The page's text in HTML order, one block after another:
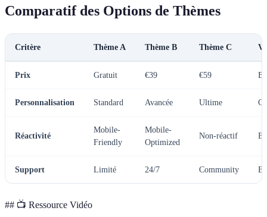
Comparatif des Options de Thèmes
Critère Thème A Thème B Thème C
Prix Gratuit €39 €59 B
Personnalisation Standard Avancée Ultime C
Réactivité
Mobile-
Friendly
Mobile-
Optimized
Non-réactif B
Support Limité 24/7 Community B
## 📺 Ressource Vidéo